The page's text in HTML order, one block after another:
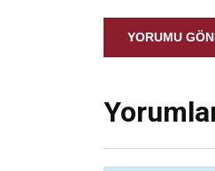
YORUMU